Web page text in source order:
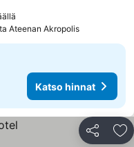
Ateenan Akropolis
Katso hinnat
Jaa